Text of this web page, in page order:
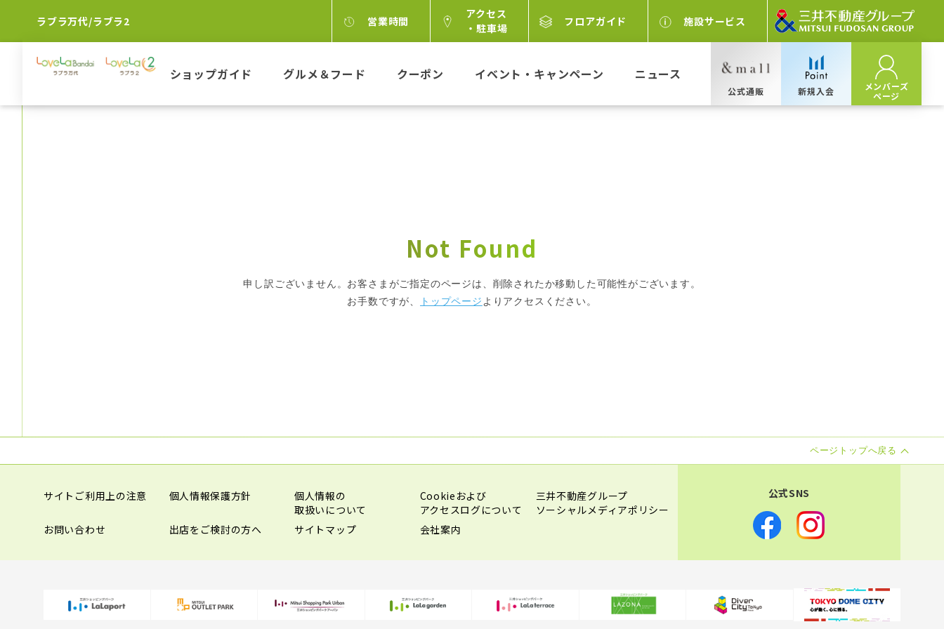
ラブラ万代/ラブラ2 営業時間
アクセス
・駐車場
フロアガイド 施設サービス
ショップガイド グルメ＆フード クーポン イベント・キャンペーン ニュース
公式通販 新規入会
メンバーズ
ページ
Not Found
申し訳ございません。 お客さまがご指定のページは、 削除されたか移動した可能性がございます。
お手数ですが、
トップページ より アクセスください。
ページトップへ戻る
サイトご利用上の注意 個人情報保護方針
個人情報の
取扱いについて
Cookieおよび
アクセスログについて
三井不動産グループ
ソーシャルメディアポリシー
お問い合わせ
出店をご検討の方へ サイトマップ 会社案内
公式SNS